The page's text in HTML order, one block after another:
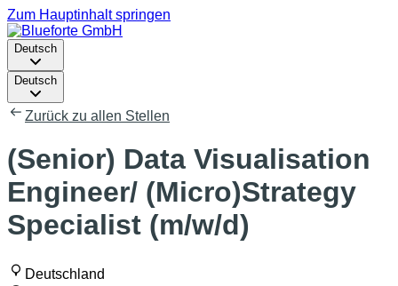
Zum Hauptinhalt springen
Deutsch
Deutsch
Zurück zu allen Stellen
(Senior) Data Visualisation
Engineer/ (Micro)Strategy
Specialist (m/w/d)
Deutschland